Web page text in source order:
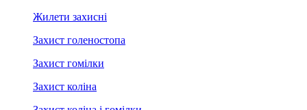
Жилети захисні
Захист голеностопа
Захист гомілки
Захист коліна